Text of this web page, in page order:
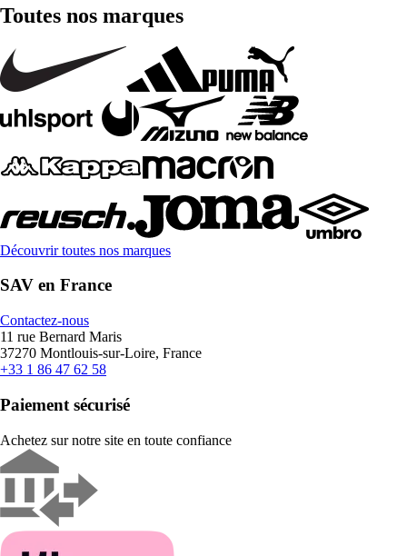
Toutes nos marques
Découvrir toutes nos marques
SAV en France
Contactez-nous
11 rue Bernard Maris
37270 Montlouis-sur-Loire, France
+33 1 86 47 62 58
Paiement sécurisé
Achetez sur notre site en toute confiance